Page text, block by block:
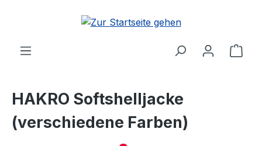
Zum Hauptinhalt springen
HAKRO Softshelljacke
(verschiedene Farben)